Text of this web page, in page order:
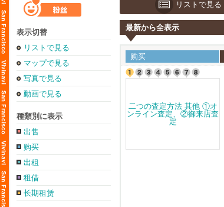
表示切替
リストで見る
マップで見る
写真で見る
動画で見る
種類別に表示
出售
购买
出租
租借
长期租赁
リストで見る
最新から全表示
购买